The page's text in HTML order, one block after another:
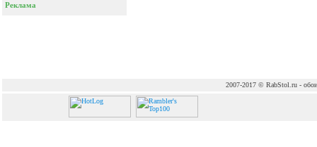
Реклама
2007-2017 © RabStol.ru - обои